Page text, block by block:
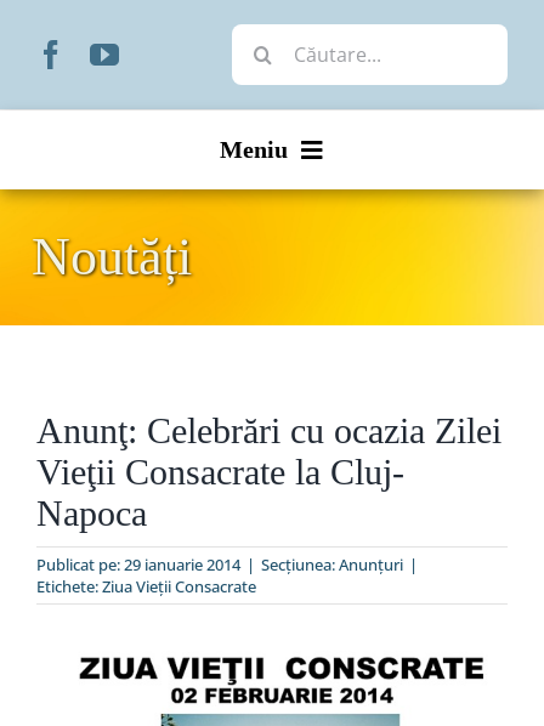
Cautare...
Meniu
Organizare
Liturgic
Special
Noutăți
Anunţ: Celebrări cu ocazia Zilei
Vieţii Consacrate la Cluj-
Napoca
Publicat pe: 29 ianuarie 2014 | Secțiunea:Anunţuri |
Etichete:Ziua Vieţii Consacrate